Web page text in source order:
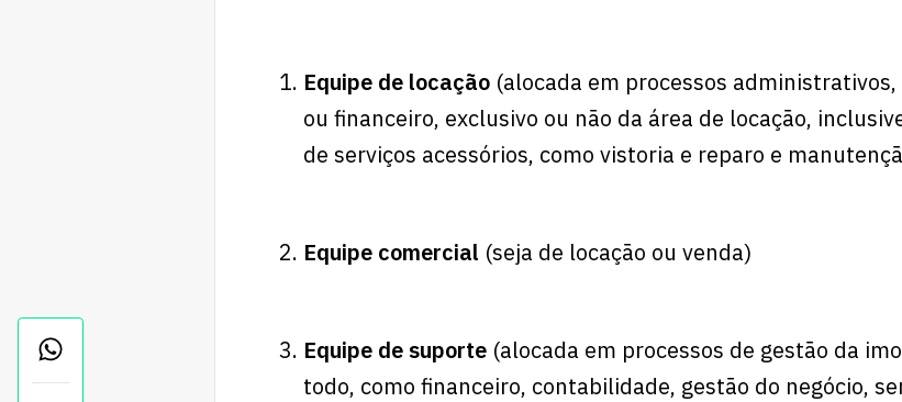
Equipe de locação(alocada em processos
ou financeiro, exclusivo ou não da área de locação,
de serviços acessórios, como vistoria e reparo e
Equipe comercial (seja de locação ou venda)
Equipe de suporte(alocada em processos de gestão da
todo, como financeiro, contabilidade, gestão do negócio,